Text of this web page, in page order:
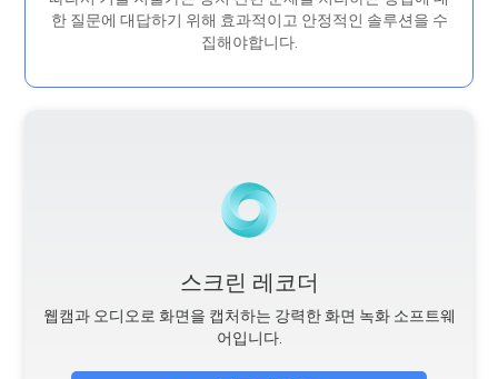
한 질문에 대답하기 위해 효과적이고 안정적인 솔루션을 수
집해야합니다.
스크린 레코더
웹캠과 오디오로 화면을 캡처하는 강력한 화면 녹화 소프트웨
어입니다.